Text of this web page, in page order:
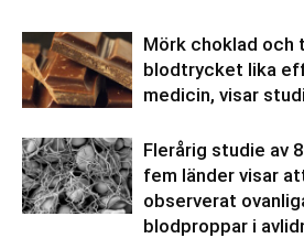
Mörk choklad och
blodtrycket lika
medicin, visar
Flerårig studie av
fem länder visar
observerat
blodproppar i